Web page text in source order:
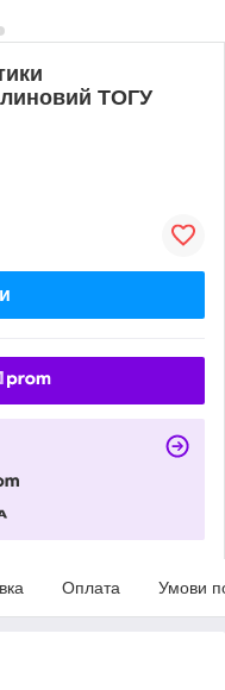
ТОГУ
Оплата Умови